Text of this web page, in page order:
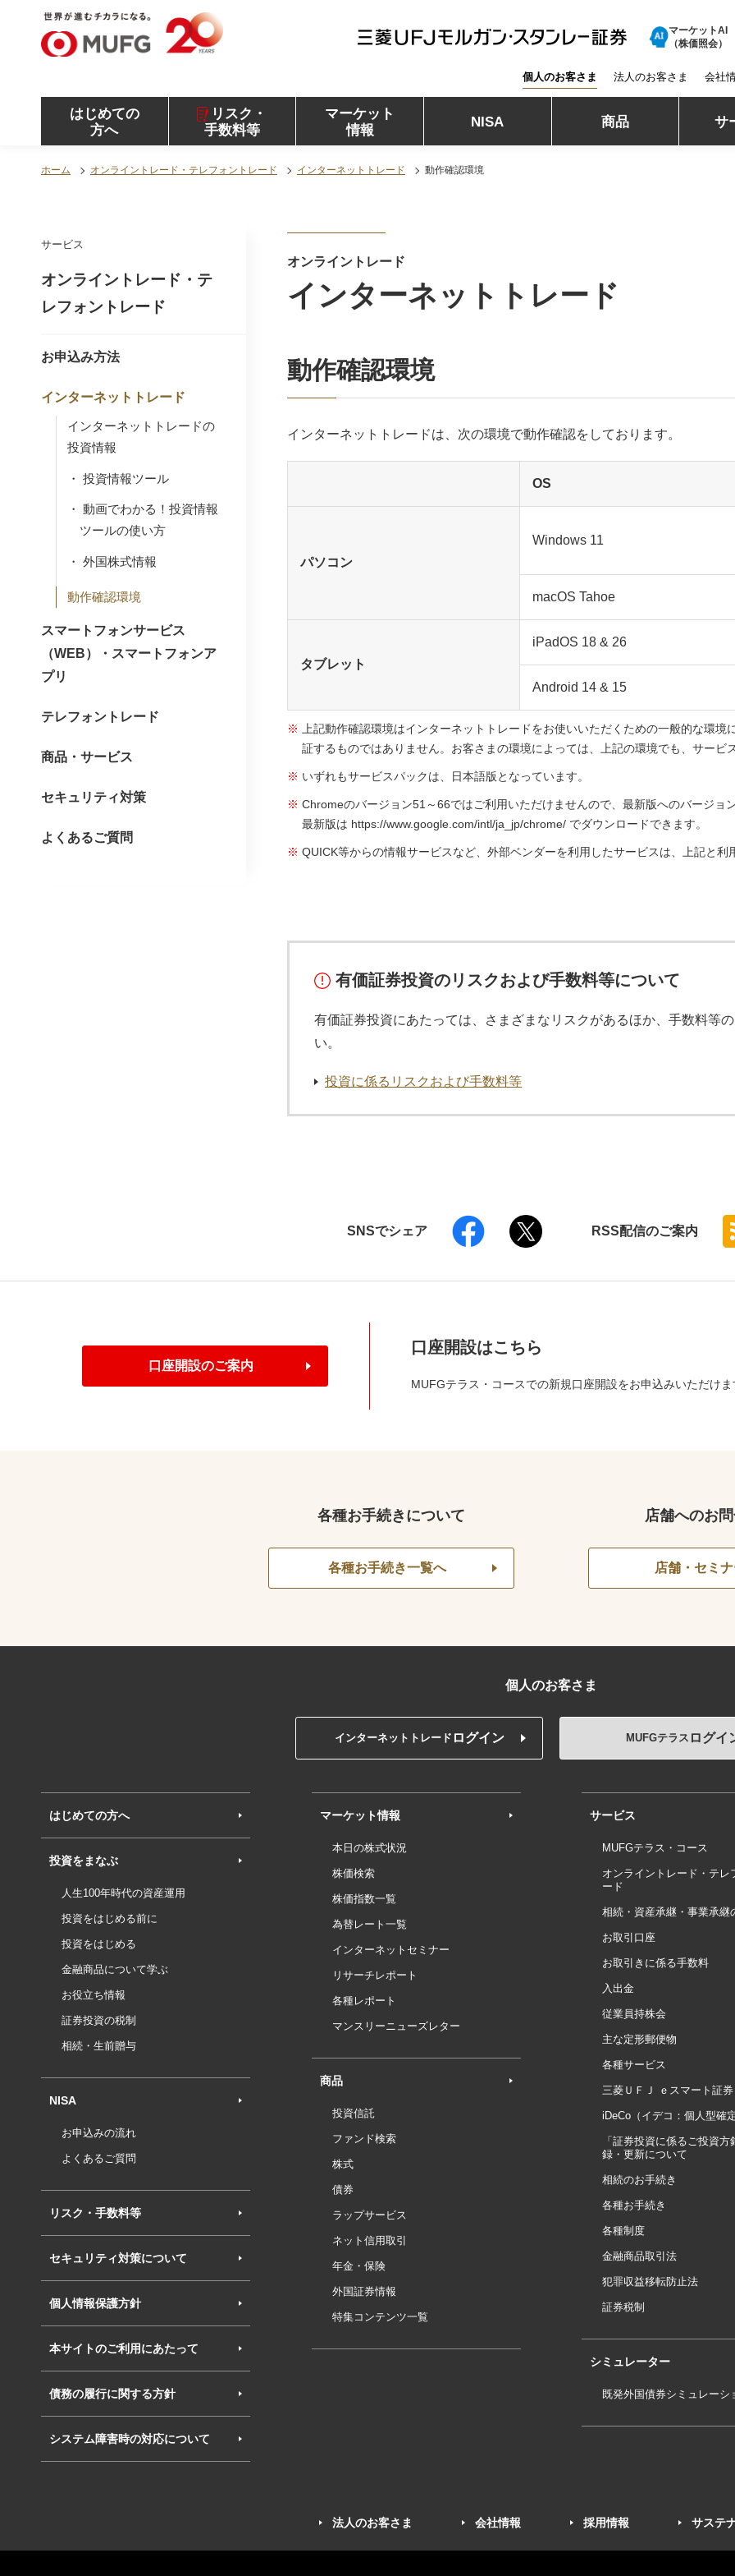
MUFG 世界が進むチカラになる。 三菱ＵＦＪモル
ガン・スタンレー証券
三菱ＵＦＪモルガン・スタンレー証券
マーケットAI
（株価照会）
はじめての
方へ
リスク・
手数料等
マーケット
情報
NISA 商品 サ
個人のお客さま 法人のお客さま 会社
ホーム オンライントレード・テレフォントレード インターネットトレード 動作確認環境
オンライントレード
インターネットトレード
動作確認環境
インターネットトレードは、次の環境で動作確認をしております。
OS
パソコン
Windows 11
macOS Tahoe
タブレット
iPadOS 18 & 26
Android 14 & 15
上記動作確認環境はインターネットトレードをお使いいただくための一般的な環
証するものではありません。お客さまの環境によっては、上記の環境でも、サービ
いずれもサービスパックは、日本語版となっています。
Chromeのバージョン51～66ではご利用いただけませんので、最新版へのバージョ
最新版は https://www.google.com/intl/ja_jp/chrome/ でダウンロードできます。
QUICK等からの情報サービスなど、外部ベンダーを利用したサービスは、上記と利
有価証券投資のリスクおよび手数料等について
有価証券投資にあたっては、さまざまなリスクがあるほか、手数料等
い。
投資に係るリスクおよび手数料等
サービス
オンライントレード・テ
レフォントレード
お申込み方法
インターネットトレード
インターネットトレードの
投資情報
投資情報ツール
動画でわかる！投資情報
ツールの使い方
外国株式情報
動作確認環境
スマートフォンサービス
（WEB）・スマートフォンア
プリ
テレフォントレード
商品・サービス
セキュリティ対策
よくあるご質問
SNSでシェア RSS配信のご案内
口座開設のご案内
口座開設はこちら
MUFGテラス・コースでの新規口座開設をお申込みいただけま
各種お手続きについて
各種お手続き一覧へ
店舗へのお
店舗・セミ
個人のお客さま
インターネットトレード ログイン MUFGテラス ログイ
はじめての方へ
投資をまなぶ
人生100年時代の資産運用
投資をはじめる前に
投資をはじめる
金融商品について学ぶ
お役立ち情報
証券投資の税制
相続・生前贈与
NISA
お申込みの流れ
よくあるご質問
リスク・手数料等
セキュリティ対策について
個人情報保護方針
本サイトのご利用にあたって
債務の履行に関する方針
システム障害時の対応について
マーケット情報
本日の株式状況
株価検索
株価指数一覧
為替レート一覧
インターネットセミナー
リサーチレポート
各種レポート
マンスリーニューズレター
商品
投資信託
ファンド検索
株式
債券
ラップサービス
ネット信用取引
年金・保険
外国証券情報
特集コンテンツ一覧
サービス
MUFGテラス・コース
オンライントレード・テレ
ード
相続・資産承継・事業承継
お取引口座
お取引きに係る手数料
入出金
従業員持株会
主な定形郵便物
各種サービス
三菱ＵＦＪ ｅスマート証券
iDeCo（イデコ：個人型確
「証券投資に係るご投資方
録・更新について
相続のお手続き
各種お手続き
各種制度
金融商品取引法
犯罪収益移転防止法
証券税制
シミュレーター
既発外国債券シミュレーシ
法人のお客さま 会社情報 採用情報 サステ